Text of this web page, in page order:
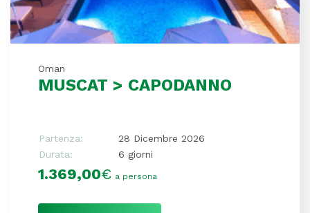
Oman
MUSCAT > CAPODANNO
Partenza:
28 Dicembre 2026
Durata:
6 giorni
1.369,00€ a persona